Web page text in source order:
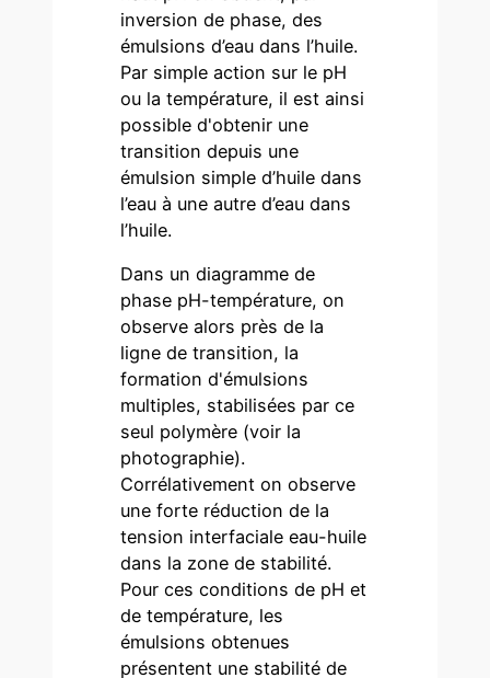
inversion de phase, des
émulsions d’eau dans l’huile.
Par simple action sur le pH
ou la température, il est ainsi
possible d'obtenir une
transition depuis une
émulsion simple d’huile dans
l’eau à une autre d’eau dans
l’huile.
Dans un diagramme de
phase pH-température, on
observe alors près de la
ligne de transition, la
formation d'émulsions
multiples, stabilisées par ce
seul polymère (voir la
photographie).
Corrélativement on observe
une forte réduction de la
tension interfaciale eau-huile
dans la zone de stabilité.
Pour ces conditions de pH et
de température, les
émulsions obtenues
présentent une stabilité de